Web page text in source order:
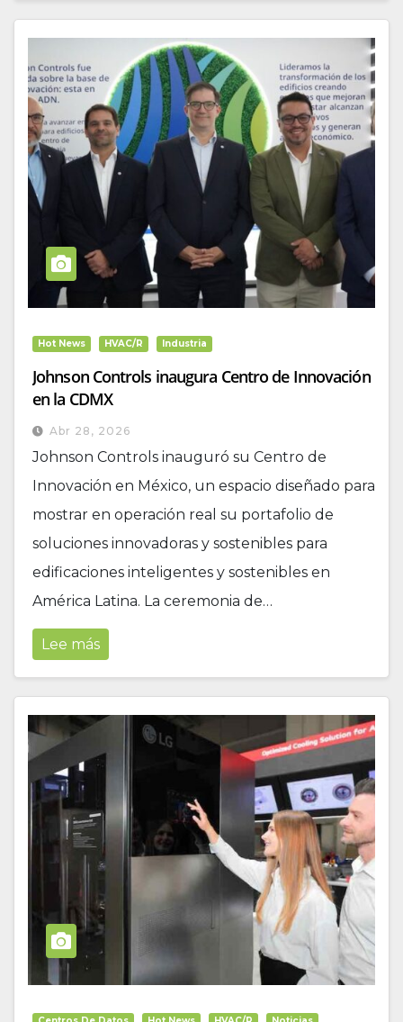
Hot News HVAC/R Industria
Johnson Controls inaugura Centro de Innovación
en la CDMX
Abr 28, 2026
Johnson Controls inauguró su Centro de
Innovación en México, un espacio diseñado para
mostrar en operación real su portafolio de
soluciones innovadoras y sostenibles para
edificaciones inteligentes y sostenibles en
América Latina. La ceremonia de…
Lee más